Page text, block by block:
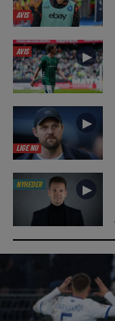
AVIS
AVIS ►
LIGE NU
►
NYHEDER ►